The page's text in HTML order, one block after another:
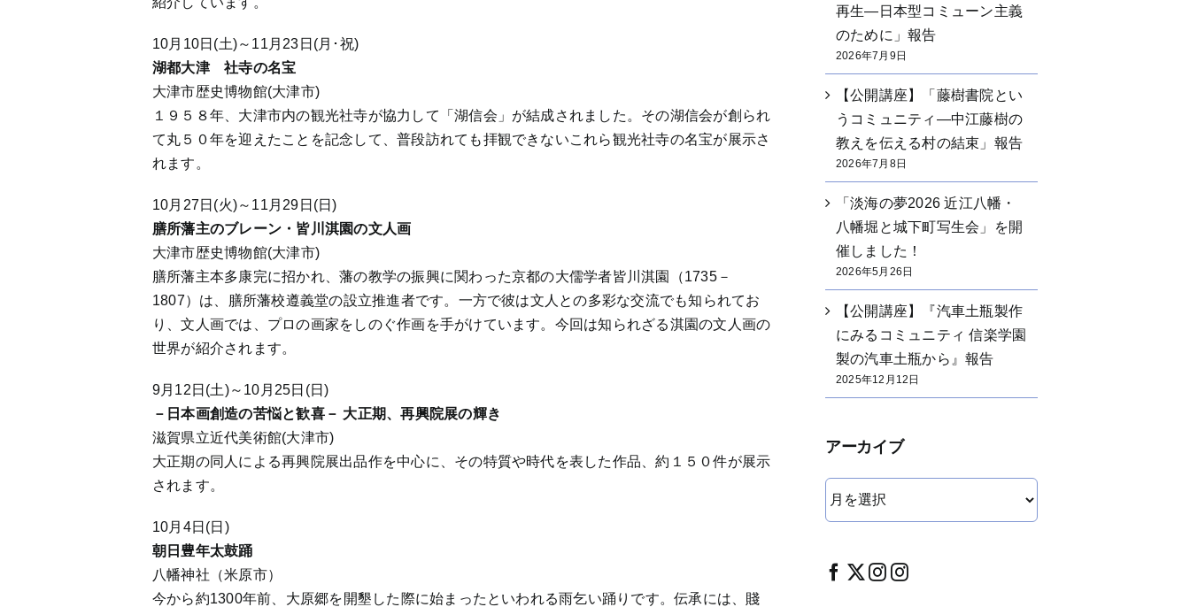
10月10日(土)～11月23日(月･祝)
湖都大津 社寺の名宝
大津市歴史博物館(大津市)
１９５８年、大津市内の観光社寺が協力して「湖信会」が結成されました。その湖信会が創られ
て丸５０年を迎えたことを記念して、普段訪れても拝観できないこれら観光社寺の名宝が展示さ
れます。
10月27日(火)～11月29日(日)
膳所藩主のブレーン・皆川淇園の文人画
大津市歴史博物館(大津市)
膳所藩主本多康完に招かれ、藩の教学の振興に関わった京都の大儒学者皆川淇園（1735－
1807）は、膳所藩校遵義堂の設立推進者です。一方で彼は文人との多彩な交流でも知られてお
り、文人画では、プロの画家をしのぐ作画を手がけています。今回は知られざる淇園の文人画の
世界が紹介されます。
9月12日(土)～10月25日(日)
－日本画創造の苦悩と歓喜－ 大正期、再興院展の輝き
滋賀県立近代美術館(大津市)
大正期の同人による再興院展出品作を中心に、その特質や時代を表した作品、約１５０件が展示
されます。
10月4日(日)
朝日豊年太鼓踊
八幡神社（米原市）
今から約1300年前、大原郷を開墾した際に始まったといわれる雨乞い踊りです。伝承には、賤
再生―日本型コミューン主義
のために」報告
2026年7月9日
【公開講座】「藤樹書院とい
うコミュニティ―中江藤樹の
教えを伝える村の結束」報告
2026年7月8日
「淡海の夢2026 近江八幡・
八幡堀と城下町写生会」を開
催しました！
2026年5月26日
【公開講座】『汽車土瓶製作
にみるコミュニティ 信楽学園
製の汽車土瓶から』報告
2025年12月12日
アーカイブ
イ
ブ